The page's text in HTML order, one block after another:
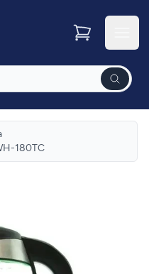
180TC